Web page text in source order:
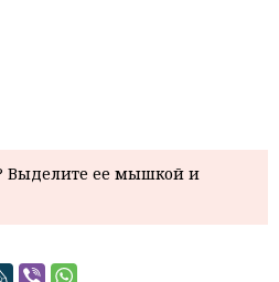
Выделите ее мышкой и